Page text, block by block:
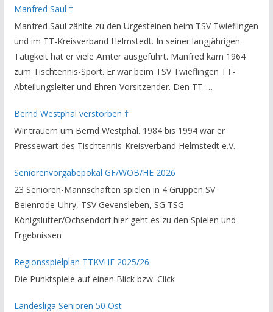
Manfred Saul †
Manfred Saul zählte zu den Urgesteinen beim TSV Twieflingen
und im TT-Kreisverband Helmstedt. In seiner langjährigen
Tätigkeit hat er viele Ämter ausgeführt. Manfred kam 1964
zum Tischtennis-Sport. Er war beim TSV Twieflingen TT-
Abteilungsleiter und Ehren-Vorsitzender. Den TT-
Helmstedt unterstützte er als Staffelleiter. Zuletzt war er
Vorsitzender des Rechtsausschusses im Kreisverband. Im
stillen GedenkenH.-K. Bartels / Vorsitzender
Bernd Westphal verstorben †
Wir trauern um Bernd Westphal. 1984 bis 1994 war er
Pressewart des Tischtennis-Kreisverband Helmstedt e.V.
Seniorenvorgabepokal GF/WOB/HE 2026
23 Senioren-Mannschaften spielen in 4 Gruppen SV
Beienrode-Uhry, TSV Gevensleben, SG TSG
Königslutter/Ochsendorf hier geht es zu den Spielen und
Ergebnissen
Regionsspielplan TTKVHE 2025/26
Die Punktspiele auf einen Blick bzw. Click
Landesliga Senioren 50 Ost